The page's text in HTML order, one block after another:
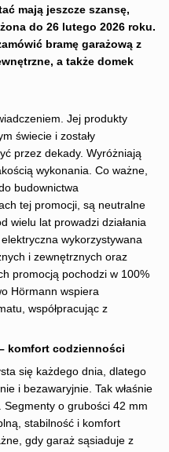
mają jeszcze szansę,
do 26 lutego 2026 roku.
bramę garażową z
a także domek
Jej produkty
świecie i zostały
przez dekady. Wyróżniają
wykonania. Co ważne,
budownictwa
tej promocji, są neutralne
wielu lat prowadzi działania
wykorzystywana
i zewnętrznych oraz
promocją pochodzi w 100%
Hörmann wspiera
współpracując z
komfort codzienności
się każdego dnia, dlatego
i bezawaryjnie. Tak właśnie
o grubości 42 mm
stabilność i komfort
gdy garaż sąsiaduje z